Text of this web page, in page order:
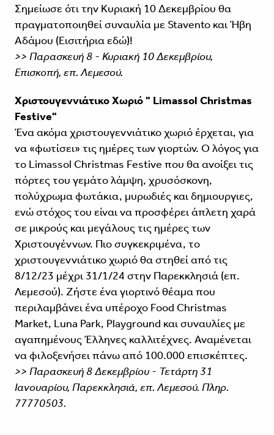
Σημείωσε ότι την Κυριακή 10 Δεκεμβρίου θα
πραγματοποιηθεί συναυλία με Stavento και Ήβη
Αδάμου (Εισιτήριαεδώ)!
>> Παρασκευή 8 - Κυριακή 10 Δεκεμβρίου,
Επισκοπή, επ. Λεμεσού.
Χριστουγεννιάτικο Χωριό " Limassol Christmas
Festive"
Ένα ακόμα χριστουγεννιάτικο χωριό έρχεται, για
να «φωτίσει» τις ημέρες των γιορτών. Ο λόγος για
το Limassol Christmas Festive που θα ανοίξει τις
πόρτες του γεμάτο λάμψη, χρυσόσκονη,
πολύχρωμα φωτάκια, μυρωδιές και δημιουργιες,
ενώ στόχος του είναι να προσφέρει άπλετη χαρά
σε μικρούς και μεγάλους τις ημέρες των
Χριστουγέννων. Πιο συγκεκριμένα, το
χριστουγεννιάτικο χωριό θα στηθεί από τις
8/12/23 μέχρι 31/1/24 στην Παρεκκλησιά (επ.
Λεμεσού). Ζήστε ένα γιορτινό θέαμα που
περιλαμβάνει ένα υπέροχο Food Christmas
Market, Luna Park, Playground και συναυλίες με
αγαπημένους Έλληνες καλλιτέχνες. Αναμένεται
να φιλοξενήσει πάνω από 100.000 επισκέπτες.
>> Παρασκευή 8 Δεκεμβρίου - Τετάρτη 31
Ιανουαρίου, Παρεκκλησιά, επ. Λεμεσού. Πληρ.
77770503.